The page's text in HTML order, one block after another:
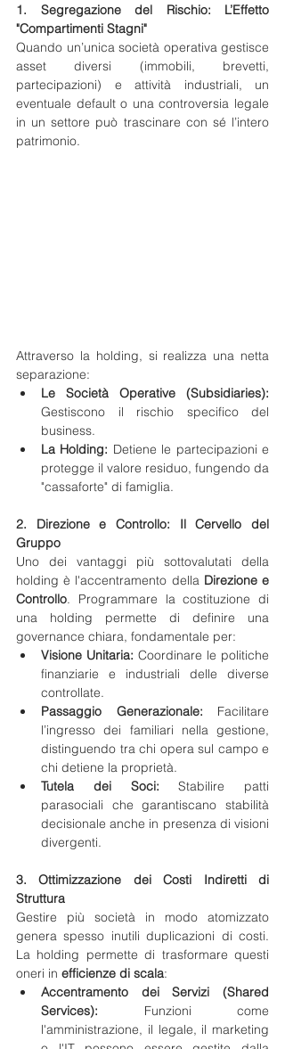
1. Segregazione del Rischio: L’Effetto
"Compartimenti Stagni"
Quando un’unica società operativa gestisce
asset diversi (immobili, brevetti,
partecipazioni) e attività industriali, un
eventuale default o una controversia legale
in un settore può trascinare con sé l’intero
patrimonio.
Attraverso la holding, si realizza una netta
separazione:
Le Società Operative (Subsidiaries):
Gestiscono il rischio specifico del
business.
La Holding: Detiene le partecipazioni e
protegge il valore residuo, fungendo da
"cassaforte" di famiglia.
2. Direzione e Controllo: Il Cervello del
Gruppo
Uno dei vantaggi più sottovalutati della
holding è l'accentramento della Direzione e
Controllo. Programmare la costituzione di
una holding permette di definire una
governance chiara, fondamentale per:
Visione Unitaria: Coordinare le politiche
finanziarie e industriali delle diverse
controllate.
Passaggio Generazionale: Facilitare
l’ingresso dei familiari nella gestione,
distinguendo tra chi opera sul campo e
chi detiene la proprietà.
Tutela dei Soci: Stabilire patti
parasociali che garantiscano stabilità
decisionale anche in presenza di visioni
divergenti.
3. Ottimizzazione dei Costi Indiretti di
Struttura
Gestire più società in modo atomizzato
genera spesso inutili duplicazioni di costi.
La holding permette di trasformare questi
oneri in efficienze di scala:
Accentramento dei Servizi (Shared
Services): Funzioni come
l'amministrazione, il legale, il marketing